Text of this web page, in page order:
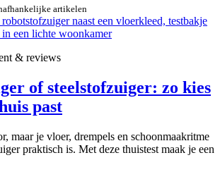
artikelen
& reviews
of steelstofzuiger: zo kies
past
maar je vloer, drempels en schoonmaakritme
praktisch is. Met deze thuistest maak je een